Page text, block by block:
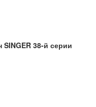
38-й серии